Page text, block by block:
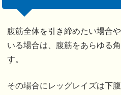
腹筋全体を引き締めたい場合
いる場合は、腹筋をあらゆる
す。
その場合にレッグレイズは下